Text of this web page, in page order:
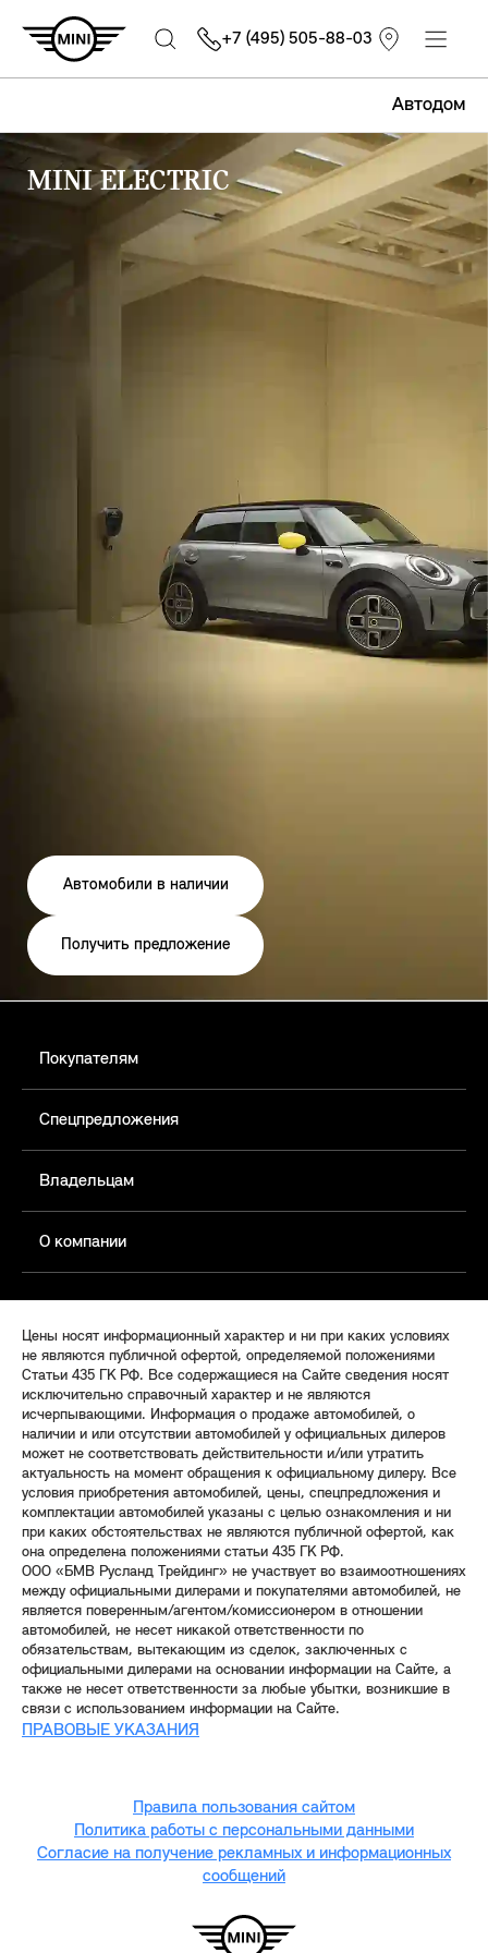
Автодом
+7 (495) 505-88-03
MINI ELECTRIC
Автомобили в наличии
Получить предложение
Покупателям
Спецпредложения
Владельцам
О компании
Цены носят информационный характер и ни при каких условиях
не являются публичной офертой, определяемой положениями
Статьи 435 ГК РФ. Все содержащиеся на Сайте сведения носят
исключительно справочный характер и не являются
исчерпывающими. Информация о продаже автомобилей, о
наличии и или отсутствии автомобилей у официальных дилеров
может не соответствовать действительности и/или утратить
актуальность на момент обращения к официальному дилеру. Все
условия приобретения автомобилей, цены, спецпредложения и
комплектации автомобилей указаны с целью ознакомления и ни
при каких обстоятельствах не являются публичной офертой, как
она определена положениями статьи 435 ГК РФ.
ООО «БМВ Русланд Трейдинг» не участвует во взаимоотношениях
между официальными дилерами и покупателями автомобилей, не
является поверенным/агентом/комиссионером в отношении
автомобилей, не несет никакой ответственности по
обязательствам, вытекающим из сделок, заключенных с
официальными дилерами на основании информации на Сайте, а
также не несет ответственности за любые убытки, возникшие в
связи с использованием информации на Сайте.
ПРАВОВЫЕ УКАЗАНИЯ
Правила пользования сайтом
Политика работы с персональными данными
Согласие на получение рекламных и информационных
сообщений